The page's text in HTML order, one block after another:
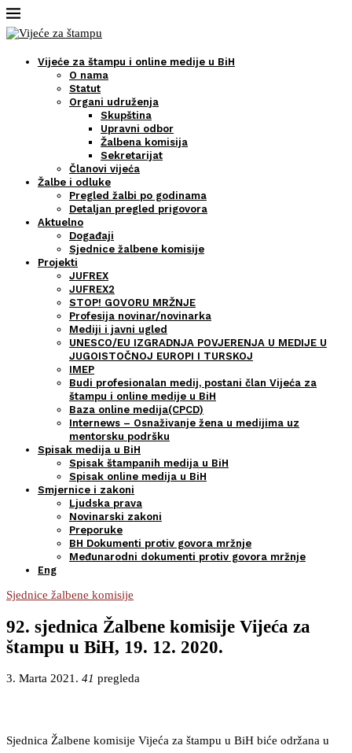
Vijeće za štampu i online medije u BiH
O nama
Statut
Organi udruženja
Skupština
Upravni odbor
Žalbena komisija
Sekretarijat
Članovi vijeća
Žalbe i odluke
Pregled žalbi po godinama
Detaljan pregled prigovora
Aktuelno
Događaji
Sjednice žalbene komisije
Projekti
JUFREX
JUFREX2
STOP! GOVORU MRŽNJE
Profesija novinar/novinarka
Mediji i javni ugled
UNESCO/EU IZGRADNJA POVJERENJA U MEDIJE U
JUGOISTOČNOJ EUROPI I TURSKOJ
IMEP
Budi profesionalan medij, postani član Vijeća za
štampu i online medije u BiH
Baza online medija(CPCD)
Internews – Osnaživanje žena u medijima uz
mentorsku podršku
Spisak medija u BiH
Spisak štampanih medija u BiH
Spisak online medija u BiH
Smjernice i zakoni
Ljudska prava
Novinarski zakoni
Preporuke
BH Dokumenti protiv govora mržnje
Međunarodni dokumenti protiv govora mržnje
Eng
Sjednice žalbene komisije
92. sjednica Žalbene komisije Vijeća za
štampu u BiH, 19. 12. 2020.
3. Marta 2021. 41 pregleda
Sjednica Žalbene komisije Vijeća za štampu u BiH biće održana u